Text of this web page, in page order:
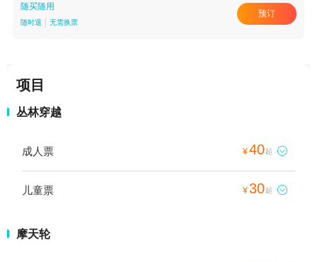
随买随用
随时退 无需换票
预订
项目
丛林穿越
成人票 ¥40起 
儿童票 ¥30起 
摩天轮